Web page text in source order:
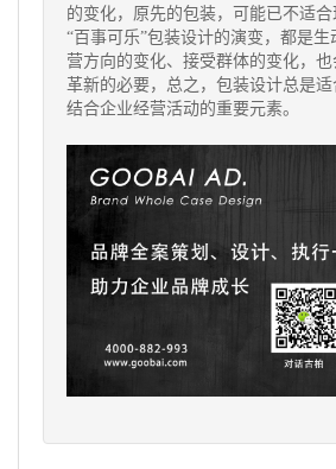
的变化，原先的包装，可能已不适
“百事可乐”包装设计的演变，都是
营方向的变化、接受群体的变化，也
革新的必要，总之，包装设计总是
结合企业经营活动的重要元素。